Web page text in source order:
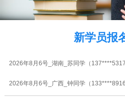
新学员报
2026年8月6号_江苏_韩同学（153****9517